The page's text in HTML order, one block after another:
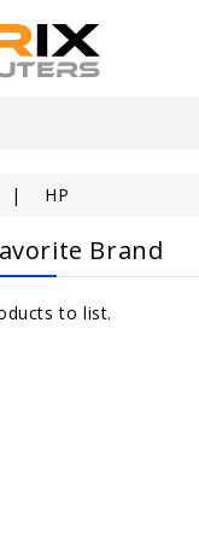
HP
Brand
to list.